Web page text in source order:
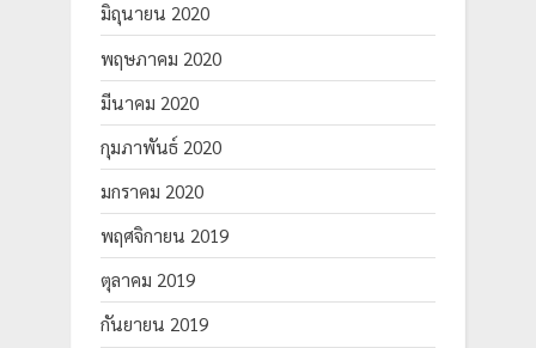
มิถุนายน 2020
พฤษภาคม 2020
มีนาคม 2020
กุมภาพันธ์ 2020
มกราคม 2020
พฤศจิกายน 2019
ตุลาคม 2019
กันยายน 2019